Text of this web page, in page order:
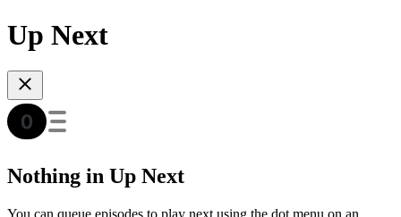
Up Next
Nothing in Up Next
You can queue episodes to play next using the dot menu on an